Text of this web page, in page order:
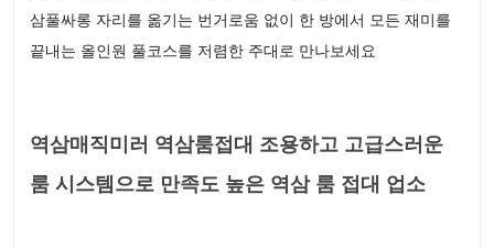
삼풀싸롱 자리를 옮기는 번거로움 없이 한 방에서 모든 재미를
끝내는 올인원 풀코스를 저렴한 주대로 만나보세요
역삼매직미러 역삼룸접대 조용하고 고급스러운
룸 시스템으로 만족도 높은 역삼 룸 접대 업소